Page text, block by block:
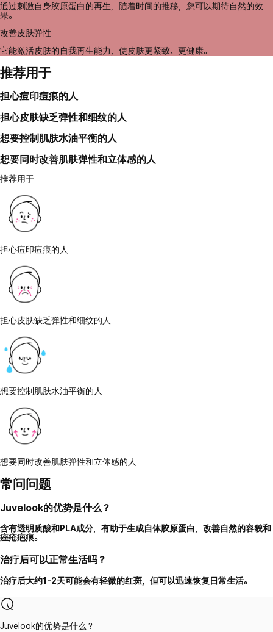
通过刺激自身胶原蛋白的再生，随着时间的推移，您可以期待自然的效
果。
改善皮肤弹性
它能激活皮肤的自我再生能力，使皮肤更紧致、更健康。
推荐用于
担心痘印痘痕的人
担心皮肤缺乏弹性和细纹的人
想要控制肌肤水油平衡的人
想要同时改善肌肤弹性和立体感的人
推荐用于
担心痘印痘痕的人
担心皮肤缺乏弹性和细纹的人
想要控制肌肤水油平衡的人
想要同时改善肌肤弹性和立体感的人
常问问题
Juvelook的优势是什么？
含有透明质酸和PLA成分，有助于生成自体胶原蛋白，改善自然的容貌和
痤疮疤痕。
治疗后可以正常生活吗？
治疗后大约1-2天可能会有轻微的红斑，但可以迅速恢复日常生活。
Juvelook的优势是什么？